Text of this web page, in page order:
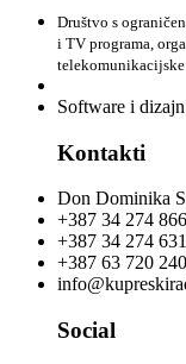
Društvo s
i TV programa,
Software i dizajn
Kontakti
Don Dominika
+387 34 274 866
+387 34 274 631
+387 63 720 240
Social